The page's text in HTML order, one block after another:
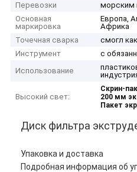
Перевозки
морским
Основная
маркировка
Европа,
Африка
Точечная сварка
смогл
Инструмент
с
Использование
Высокий свет:
Скрин-
200 мм
Пакет
Диск фильтра
Упаковка и доставка
Подробная информация об